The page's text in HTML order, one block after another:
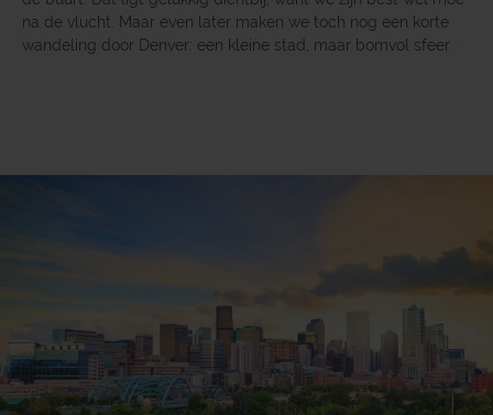
na de vlucht. Maar even later maken we toch nog een korte
wandeling door Denver: een kleine stad, maar bomvol sfeer.